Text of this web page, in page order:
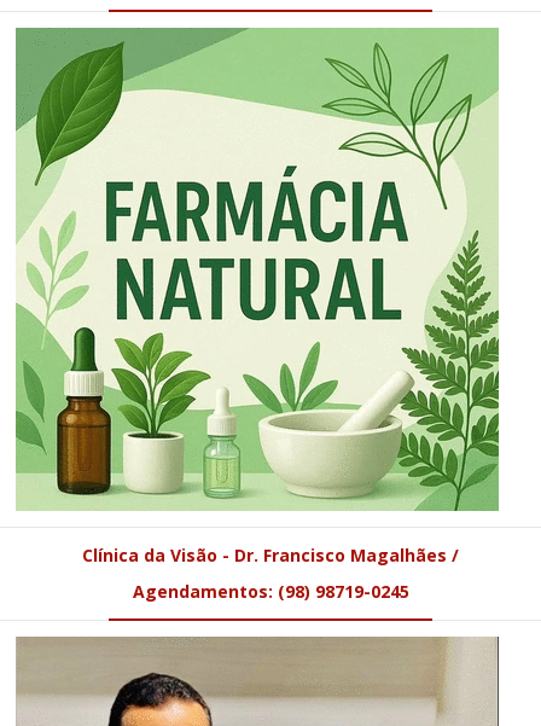
Clínica da Visão - Dr. Francisco Magalhães /
Agendamentos: (98) 98719-0245